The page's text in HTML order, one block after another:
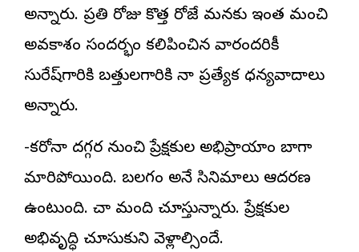
అన్నారు. ప్రతి రోజు కొత్త రోజే మనకు ఇంత మంచి
అవకాశం సందర్భం కలిపించిన వారందరికీ
సురేష్‌గారికి బత్తులగారికి నా ప్రత్యేక ధన్యవాదాలు
అన్నారు.
-కరోనా దగ్గర నుంచి ప్రేక్షకుల అభిప్రాయాం బాగా
మారిపోయింది. బలగం అనే సినిమాలు ఆదరణ
ఉంటుంది. చాలా మంది చూస్తున్నారు. ప్రేక్షకుల
అభివృద్ధి చూసుకుని వెళ్లాల్సిందే.